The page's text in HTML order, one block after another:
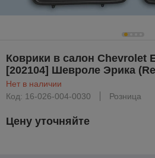
Коврики в салон Chevrolet
[202104] Шевроле Эрика
Нет в наличии
Код: 16-026-004-0030
Розница
Цену уточняйте